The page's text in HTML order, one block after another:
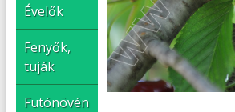
Évelők
Fenyők,
tuják
Futónövén